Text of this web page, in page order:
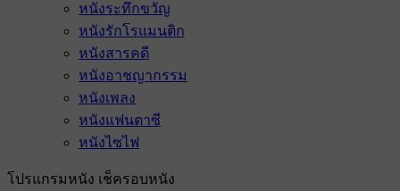
หนังระทึกขวัญ
หนังรักโรแมนติก
หนังสารคดี
หนังอาชญากรรม
หนังเพลง
หนังแฟนตาซี
หนังไซไฟ
โปรแกรมหนัง เช็ครอบหนัง